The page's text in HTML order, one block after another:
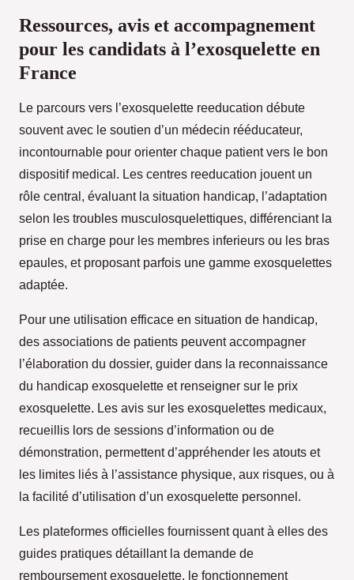
Ressources, avis et accompagnement
pour les candidats à l’exosquelette en
France
Le parcours vers l’exosquelette reeducation débute
souvent avec le soutien d’un médecin rééducateur,
incontournable pour orienter chaque patient vers le bon
dispositif medical. Les centres reeducation jouent un
rôle central, évaluant la situation handicap, l’adaptation
selon les troubles musculosquelettiques, différenciant la
prise en charge pour les membres inferieurs ou les bras
epaules, et proposant parfois une gamme exosquelettes
adaptée.
Pour une utilisation efficace en situation de handicap,
des associations de patients peuvent accompagner
l’élaboration du dossier, guider dans la reconnaissance
du handicap exosquelette et renseigner sur le prix
exosquelette. Les avis sur les exosquelettes medicaux,
recueillis lors de sessions d’information ou de
démonstration, permettent d’appréhender les atouts et
les limites liés à l’assistance physique, aux risques, ou à
la facilité d’utilisation d’un exosquelette personnel.
Les plateformes officielles fournissent quant à elles des
guides pratiques détaillant la demande de
remboursement exosquelette, le fonctionnement